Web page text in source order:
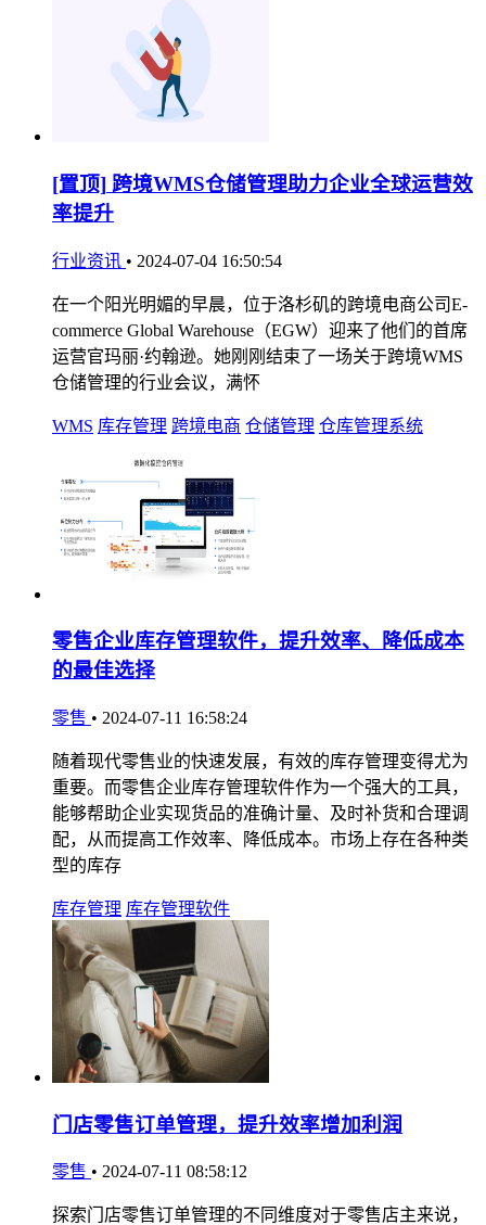
[置顶] 跨境WMS仓储管理助力企业全球运营效
率提升
行业资讯 • 2024-07-04 16:50:54
在一个阳光明媚的早晨，位于洛杉矶的跨境电商公司E-
commerce Global Warehouse（EGW）迎来了他们的首席
运营官玛丽·约翰逊。她刚刚结束了一场关于跨境WMS
仓储管理的行业会议，满怀
WMS 库存管理 跨境电商 仓储管理 仓库管理系统
零售企业库存管理软件，提升效率、降低成本
的最佳选择
零售 • 2024-07-11 16:58:24
随着现代零售业的快速发展，有效的库存管理变得尤为
重要。而零售企业库存管理软件作为一个强大的工具，
能够帮助企业实现货品的准确计量、及时补货和合理调
配，从而提高工作效率、降低成本。市场上存在各种类
型的库存
库存管理 库存管理软件
门店零售订单管理，提升效率增加利润
零售 • 2024-07-11 08:58:12
探索门店零售订单管理的不同维度对于零售店主来说，